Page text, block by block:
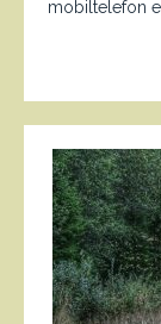
mobiltelefon